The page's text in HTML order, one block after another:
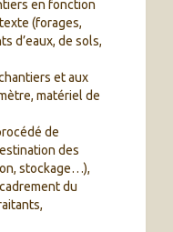
en fonction
(forages,
d’eaux, de sols,
et aux
matériel de
de
des
stockage…),
du